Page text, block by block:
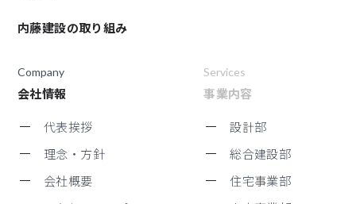
内藤建設の取り組み
Services
事業内容
設計部
総合建設部
住宅事業部
Company
会社情報
代表挨拶
理念・方針
会社概要